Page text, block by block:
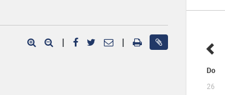
Do
26
| |